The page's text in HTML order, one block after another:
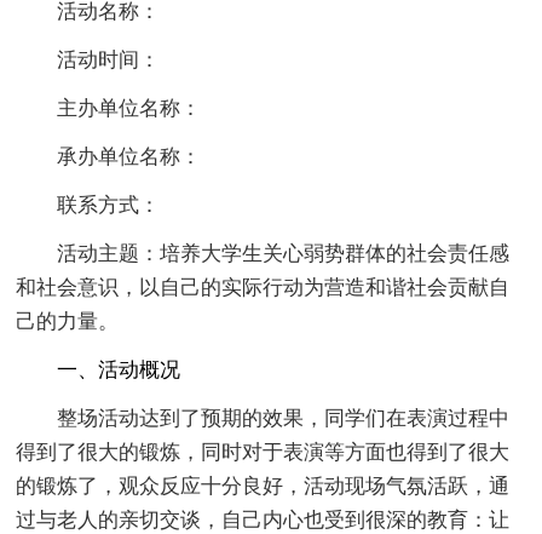
活动名称：
活动时间：
主办单位名称：
承办单位名称：
联系方式：
活动主题：培养大学生关心弱势群体的社会责任感
和社会意识，以自己的实际行动为营造和谐社会贡献自
己的力量。
一、活动概况
整场活动达到了预期的效果，同学们在表演过程中
得到了很大的锻炼，同时对于表演等方面也得到了很大
的锻炼了，观众反应十分良好，活动现场气氛活跃，通
过与老人的亲切交谈，自己内心也受到很深的教育：让